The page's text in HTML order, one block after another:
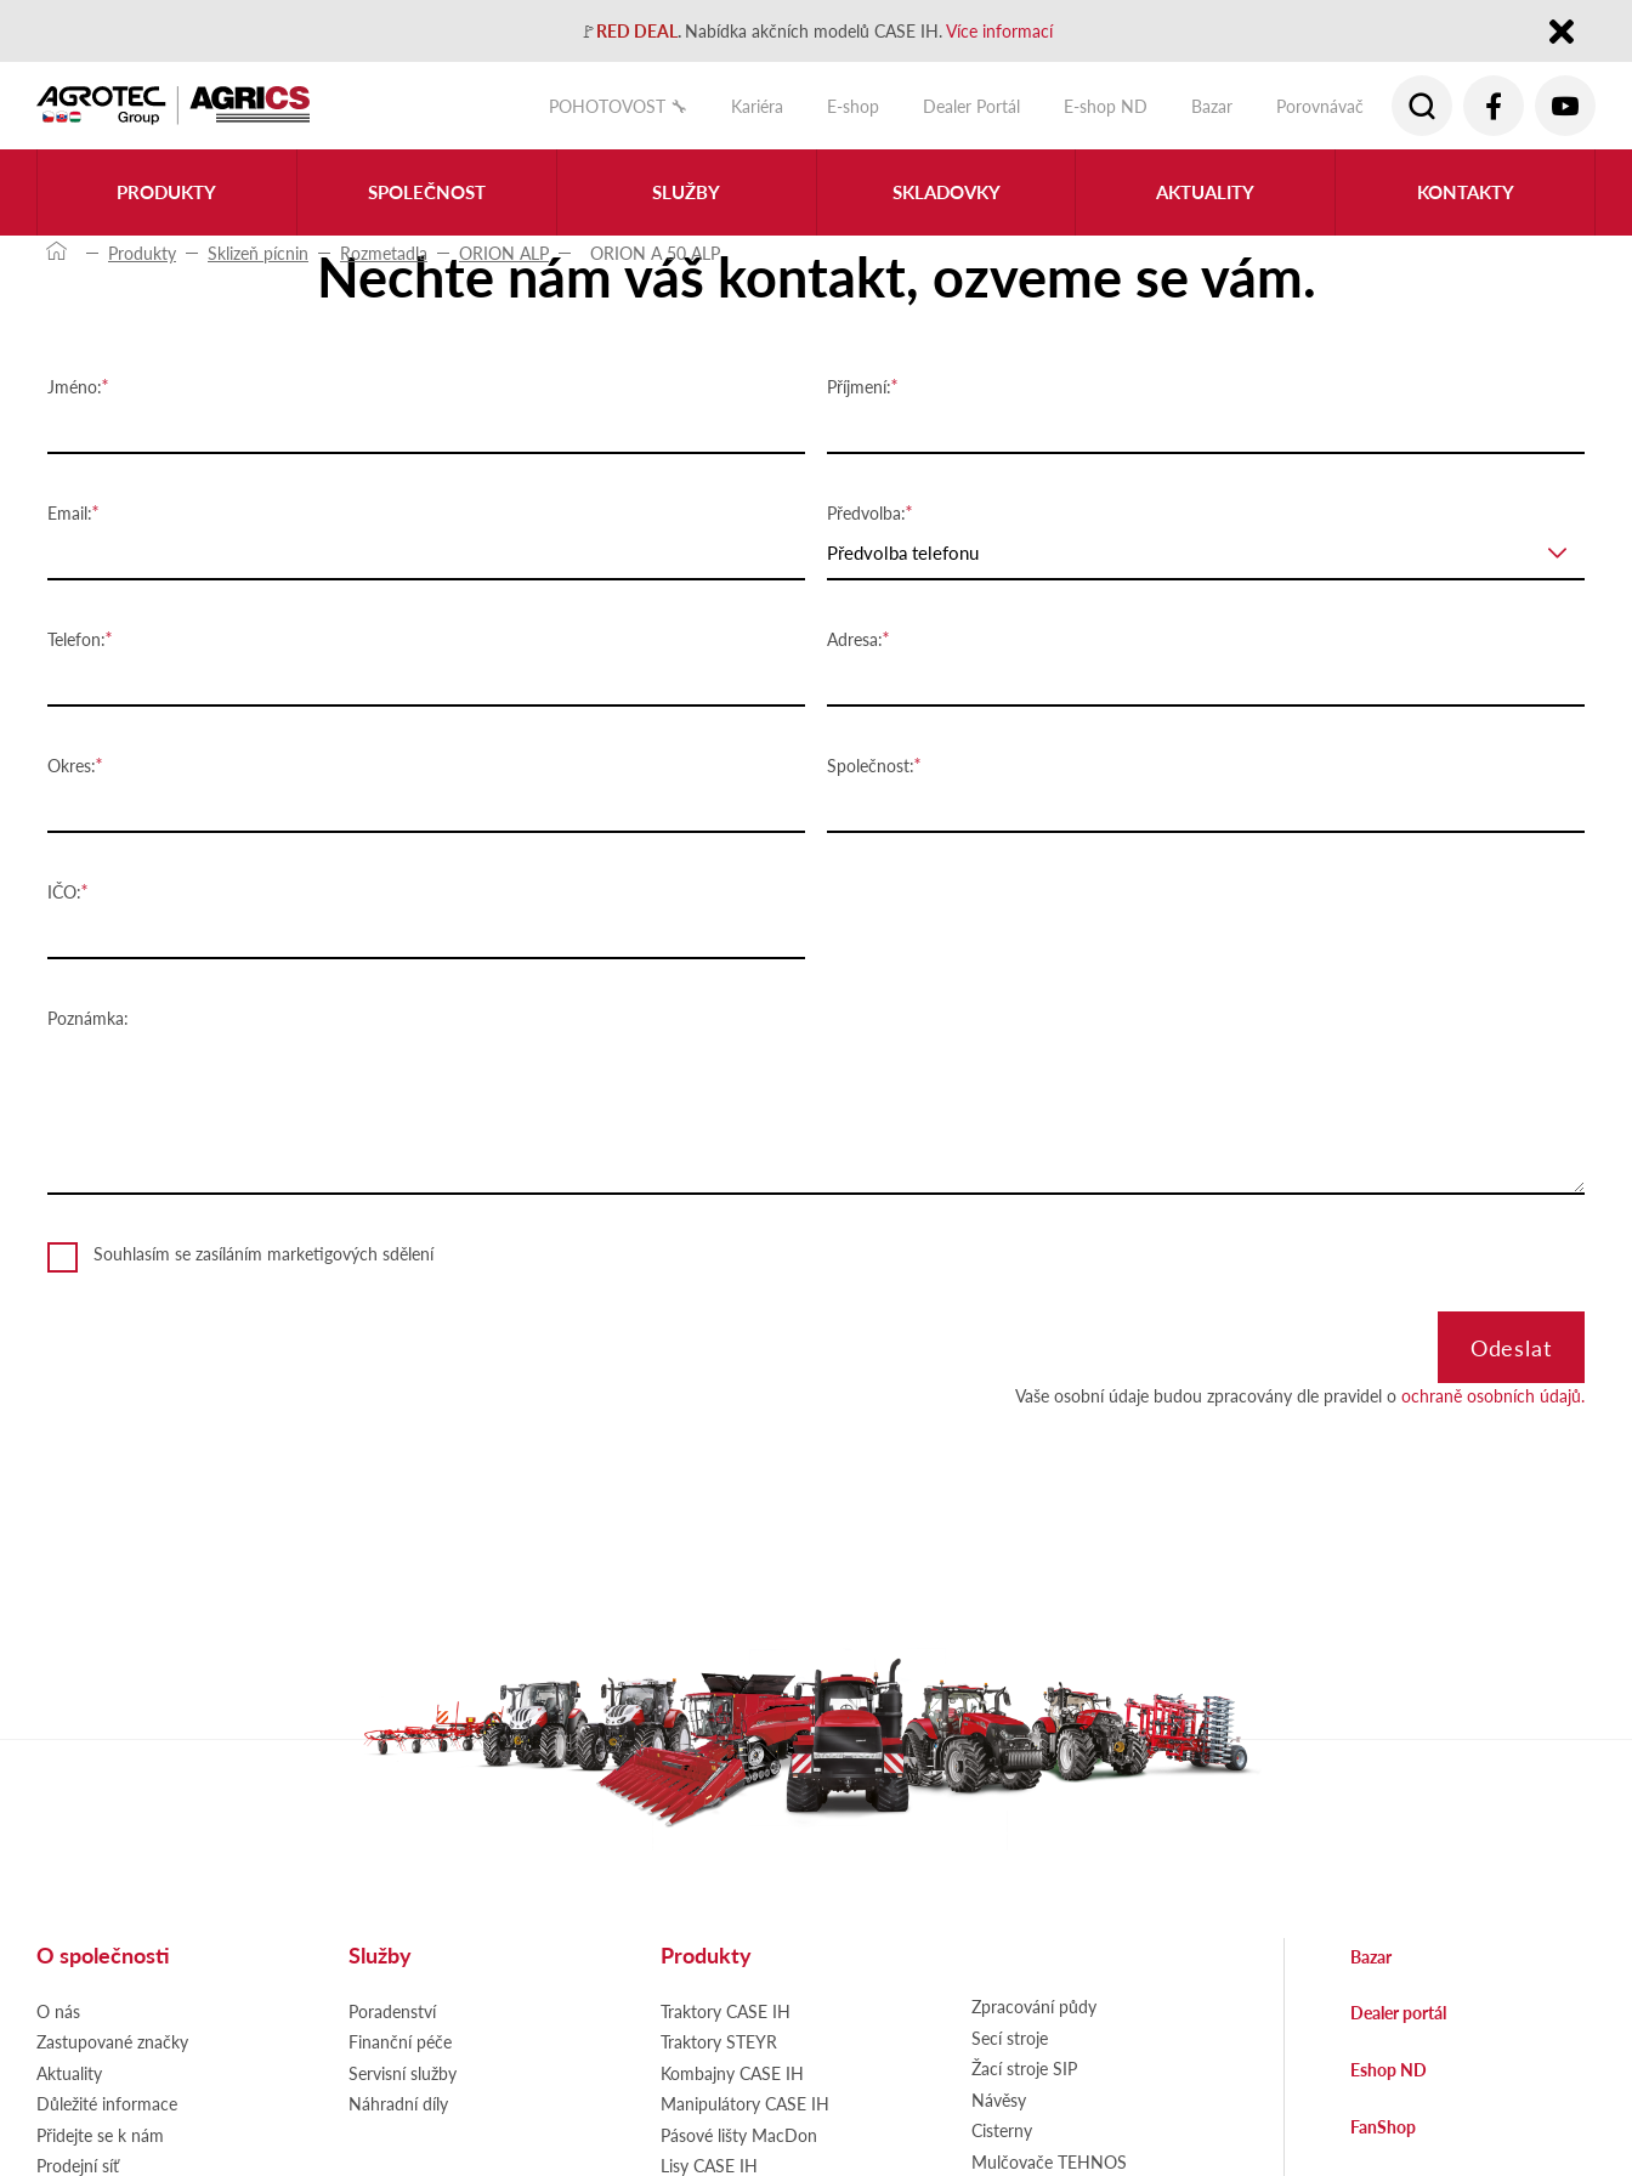
🚩RED DEAL. Nabídka akčních modelů CASE IH.Více informací
POHOTOVOST 🔧
Kariéra E-shop Dealer Portál E-shop ND Bazar Porovnávač
PRODUKTY SPOLEČNOST SLUŽBY SKLADOVKY AKTUALITY KONTAKTY
Produkty Sklizeň pícnin Rozmetadla ORION ALP ORION A 50 ALP
Kontaktujte nás
Nechte nám váš kontakt, ozveme se vám.
Jméno: Příjmení:
Email: Předvolba:
Předvolba telefonu
Telefon: Adresa:
Okres: Společnost:
IČO:
Poznámka:
Souhlasím se zasíláním marketigových sdělení
Vaše osobní údaje budou zpracovány dle pravidel o ochraně osobních údajů.
O společnosti
O nás
Zastupované značky
Aktuality
Důležité informace
Přidejte se k nám
Prodejní síť
Služby
Poradenství
Finanční péče
Servisní služby
Náhradní díly
Produkty
Traktory CASE IH
Traktory STEYR
Kombajny CASE IH
Manipulátory CASE IH
Pásové lišty MacDon
Lisy CASE IH
Zpracování půdy
Secí stroje
Žací stroje SIP
Návěsy
Cisterny
Mulčovače TEHNOS
Bazar
Dealer portál
Eshop ND
FanShop